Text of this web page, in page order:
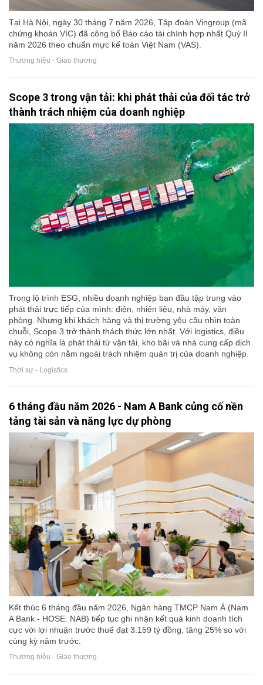
Tại Hà Nội, ngày 30 tháng 7 năm 2026, Tập đoàn Vingroup (mã
chứng khoán VIC) đã công bố Báo cáo tài chính hợp nhất Quý II
năm 2026 theo chuẩn mực kế toán Việt Nam (VAS).
Thương hiệu - Giao thương
Scope 3 trong vận tải: khi phát thải của đối tác trở
thành trách nhiệm của doanh nghiệp
Trong lộ trình ESG, nhiều doanh nghiệp ban đầu tập trung vào
phát thải trực tiếp của mình: điện, nhiên liệu, nhà máy, văn
phòng. Nhưng khi khách hàng và thị trường yêu cầu nhìn toàn
chuỗi, Scope 3 trở thành thách thức lớn nhất. Với logistics, điều
này có nghĩa là phát thải từ vận tải, kho bãi và nhà cung cấp dịch
vụ không còn nằm ngoài trách nhiệm quản trị của doanh nghiệp.
Thời sự - Logistics
6 tháng đầu năm 2026 - Nam A Bank củng cố nền
tảng tài sản và năng lực dự phòng
Kết thúc 6 tháng đầu năm 2026, Ngân hàng TMCP Nam Á (Nam
A Bank - HOSE: NAB) tiếp tục ghi nhận kết quả kinh doanh tích
cực với lợi nhuận trước thuế đạt 3.159 tỷ đồng, tăng 25% so với
cùng kỳ năm trước.
Thương hiệu - Giao thương